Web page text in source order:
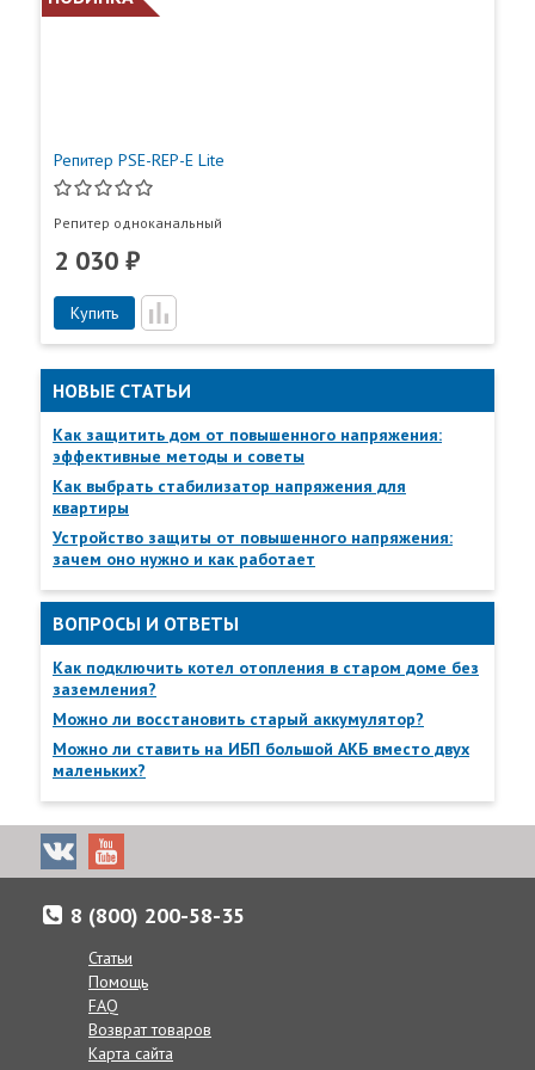
Пункты самовывоза
Все Пункты выдачи
Доставка товаров осуществляется по всей России от
Калнинграда до Сахалина, в Казахстан и Беларусь.
Репитер PSE-REP-E Lite
Репитер одноканальный
2 030 ₽
Купить
НОВЫЕ СТАТЬИ
Как защитить дом от повышенного напряжения:
эффективные методы и советы
Как выбрать стабилизатор напряжения для
квартиры
Устройство защиты от повышенного напряжения:
зачем оно нужно и как работает
ВОПРОСЫ И ОТВЕТЫ
Как подключить котел отопления в старом доме без
заземления?
Можно ли восстановить старый аккумулятор?
Можно ли ставить на ИБП большой АКБ вместо двух
маленьких?
8 (800) 200-58-35
Статьи
Помощь
FAQ
Возврат товаров
Карта сайта